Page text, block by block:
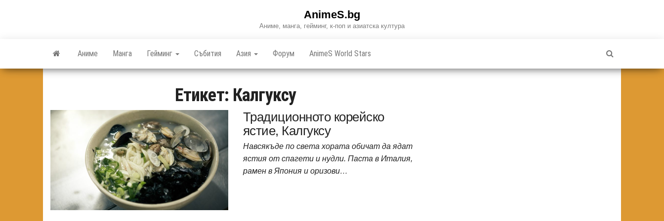
AnimeS.bg
Аниме, манга, гейминг, к-поп и азиатска култура
Аниме Манга Гейминг Събития Азия Форум AnimeS World Stars
Етикет: Калгуксу
Традиционното корейско
ястие, Калгуксу
Навсякъде по света хората обичат да ядат
ястия от спагети и нудли. Паста в Италия,
рамен в Япония и оризови…